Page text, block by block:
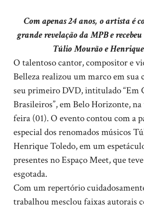
Com apenas 24 anos, o artista é
grande revelação da MPB e
Túlio Mourão e
O talentoso cantor, compositor e
Belleza realizou um marco em sua
seu primeiro DVD, intitulado “Em
Brasileiros”, em Belo Horizonte,
feira (01). O evento contou com a
especial dos renomados músicos
Henrique Toledo, em um
presentes no Espaço Meet, que
esgotada.
Com um repertório
trabalhou mesclou faixas autorais